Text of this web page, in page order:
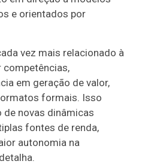
e orientados por
vez mais relacionado à
competências,
em geração de valor,
formais. Isso
novas dinâmicas
fontes de renda,
autonomia na